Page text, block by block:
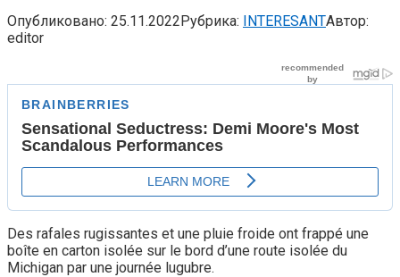
Опубликовано: 25.11.2022Рубрика: INTERESANTАвтор:
editor
Des rafales rugissantes et une pluie froide ont frappé une
boîte en carton isolée sur le bord d’une route isolée du
Michigan par une journée lugubre.